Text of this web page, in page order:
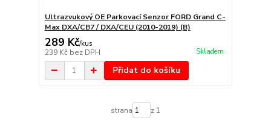
Ultrazvukový OE Parkovací Senzor FORD Grand C-
Max DXA/CB7 / DXA/CEU (2010-2019) (B)
289 Kč/kus
239 Kč bez DPH Skladem
Přidat do košíku
strana z 1